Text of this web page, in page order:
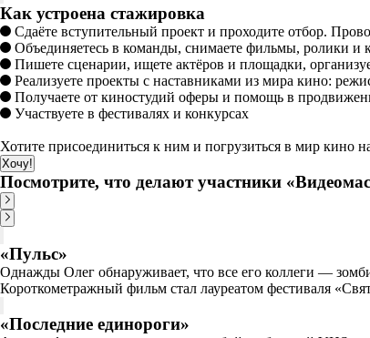
Как устроена стажировка
Сдаёте вступительный проект и проходите отбор.
Объединяетесь в команды, снимаете фильмы, ролики и
Пишете сценарии, ищете актёров и площадки,
Реализуете проекты с наставниками из мира кино:
Получаете от киностудий оферы и помощь в
Участвуете в фестивалях и конкурсах
Хотите присоединиться к ним и погрузиться в мир кино
Хочу!
Посмотрите, что делают участники
«Пульс»
Однажды Олег обнаруживает, что все его коллеги —
Короткометражный фильм стал лауреатом фестиваля
«Последние единороги»